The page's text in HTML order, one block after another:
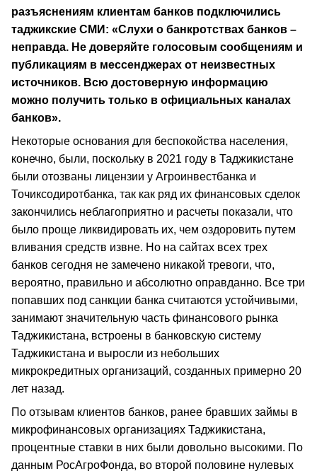
разъяснениям клиентам банков подключились
таджикские СМИ: «Слухи о банкротствах банков –
неправда. Не доверяйте голосовым сообщениям и
публикациям в мессенджерах от неизвестных
источников. Всю достоверную информацию
можно получить только в официальных каналах
банков».
Некоторые основания для беспокойства населения,
конечно, были, поскольку в 2021 году в Таджикистане
были отозваны лицензии у Агроинвестбанка и
Точиксодиротбанка, так как ряд их финансовых сделок
закончились неблагоприятно и расчеты показали, что
было проще ликвидировать их, чем оздоровить путем
вливания средств извне. Но на сайтах всех трех
банков сегодня не замечено никакой тревоги, что,
вероятно, правильно и абсолютно оправданно. Все три
попавших под санкции банка считаются устойчивыми,
занимают значительную часть финансового рынка
Таджикистана, встроены в банковскую систему
Таджикистана и выросли из небольших
микрокредитных организаций, созданных примерно 20
лет назад.
По отзывам клиентов банков, ранее бравших займы в
микрофинансовых организациях Таджикистана,
процентные ставки в них были довольно высокими. По
данным РосАгроФонда, во второй половине нулевых